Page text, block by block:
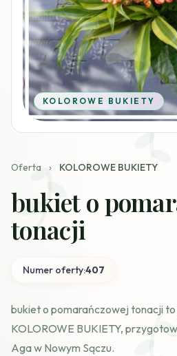
KOLOROWE BUKIETY
Oferta › KOLOROWE BUKIETY
bukiet o
tonacji
Numer oferty:407
bukiet o pomarańczowej tonacji
KOLOROWE BUKIETY,
Aga w Nowym Sączu.